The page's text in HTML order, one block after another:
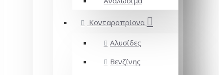
Κονταροπρίονα
Αλυσίδες
Βενζίνης